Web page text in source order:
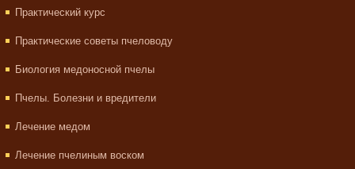
Практический курс
Практические советы пчеловоду
Биология медоносной пчелы
Пчелы. Болезни и вредители
Лечение медом
Лечение пчелиным воском